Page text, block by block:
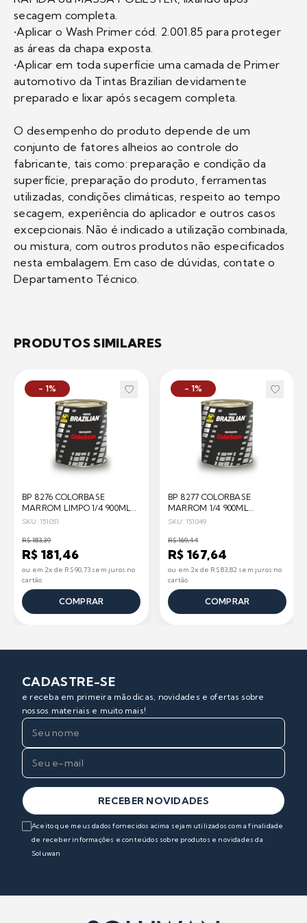
secagem completa.
•Aplicar o Wash Primer cód. 2.001.85 para proteger
as áreas da chapa exposta.
•Aplicar em toda superfície uma camada de Primer
automotivo da Tintas Brazilian devidamente
preparado e lixar após secagem completa.
O desempenho do produto depende de um
conjunto de fatores alheios ao controle do
fabricante, tais como: preparação e condição da
superfície, preparação do produto, ferramentas
utilizadas, condições climáticas, respeito ao tempo
secagem, experiência do aplicador e outros casos
excepcionais. Não é indicado a utilização combinada,
ou mistura, com outros produtos não especificados
nesta embalagem. Em caso de dúvidas, contate o
Departamento Técnico.
PRODUTOS SIMILARES
BP 8276 COLORBASE
MARROM LIMPO 1/4 900ML
BRAZILIAN
SKU: 151051
R$ 183,39
R$ 181,46
ou em 2x de R$ 90,73 sem juros no
cartão
- 1%
COMPRAR
BP 8277 COLORBASE
MARROM 1/4 900ML
BRAZILIAN
SKU: 151049
R$ 169,44
R$ 167,64
ou em 2x de R$ 83,82 sem juros no
cartão
- 1%
COMPRAR
CADASTRE-SE
e receba em primeira mão dicas, novidades e ofertas sobre
nossos materiais e muito mais!
RECEBER NOVIDADES
Aceito que meus dados fornecidos acima sejam utilizados com a finalidade
de receber informações e conteúdos sobre produtos e novidades da
Soluwan